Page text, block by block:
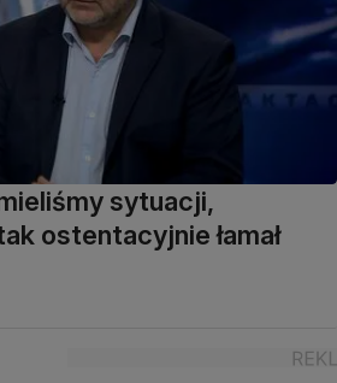
sytuacji,
ostentacyjnie łamał